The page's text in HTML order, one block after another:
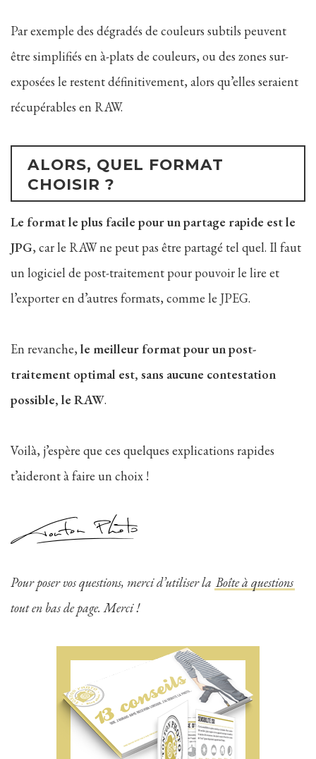
Par exemple des dégradés de couleurs subtils peuvent
être simplifiés en à-plats de couleurs, ou des zones sur-
exposées le restent définitivement, alors qu’elles seraient
récupérables en RAW.
ALORS, QUEL FORMAT
CHOISIR ?
Le format le plus facile pour un partage rapide est le
JPG, car le RAW ne peut pas être partagé tel quel. Il faut
un logiciel de post-traitement pour pouvoir le lire et
l’exporter en d’autres formats, comme le JPEG.
En revanche, le meilleur format pour un post-
traitement optimal est, sans aucune contestation
possible, le RAW.
Voilà, j’espère que ces quelques explications rapides
t’aideront à faire un choix !
Pour poser vos questions, merci d’utiliser la Boîte à questions
tout en bas de page. Merci !